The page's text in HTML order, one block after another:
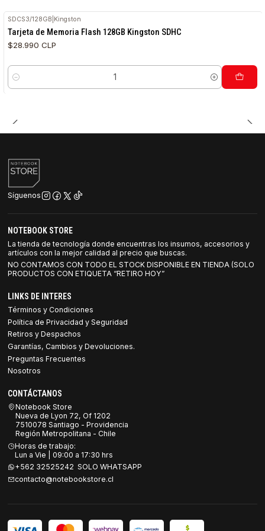
SDCS3/128GB Kingston
Tarjeta de Memoria Flash 128GB Kingston SDHC
$28.990 CLP
Cantidad
Síguenos
NOTEBOOK STORE
La tienda de tecnología donde encuentras los insumos, accesorios y
artículos con la mejor calidad al precio que buscas.
NO CONTAMOS CON TODO EL STOCK DISPONIBLE EN TIENDA (SOLO
PRODUCTOS CON ETIQUETA “RETIRO HOY”
LINKS DE INTERES
Términos y Condiciones
Política de Privacidad y Seguridad
Retiros y Despachos
Garantías, Cambios y Devoluciones.
Preguntas Frecuentes
Nosotros
CONTÁCTANOS
Notebook Store
Nueva de Lyon 72, Of 1202
7510078 Santiago - Providencia
Región Metropolitana - Chile
Horas de trabajo:
Lun a Vie | 09:00 a 17:30 hrs
+562 32525242 SOLO WHATSAPP
contacto@notebookstore.cl